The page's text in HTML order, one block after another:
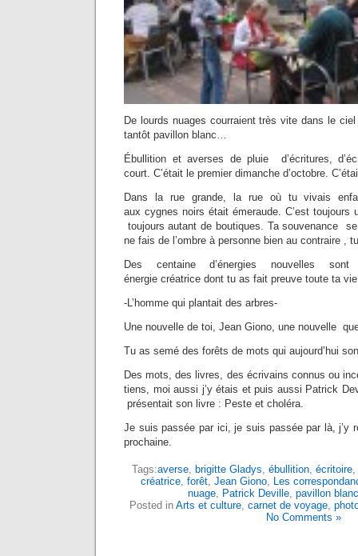
De lourds nuages courraient très vite dans le
tantôt pavillon blanc…
Ébullition et averses de pluie d’écritures,
court. C’était le premier dimanche d’octobre.
Dans la rue grande, la rue où tu vivais
aux cygnes noirs était émeraude. C’est
toujours autant de boutiques. Ta souvenance
ne fais de l’ombre à personne bien au contraire ,
Des centaine d’énergies nouvelles
énergie créatrice dont tu as fait preuve toute ta
-L’homme qui plantait des arbres-
Une nouvelle de toi, Jean Giono, une nouvelle
Tu as semé des forêts de mots qui aujourd’hui
Des mots, des livres, des écrivains connus ou
tiens, moi aussi j’y étais et puis aussi Patrick
présentait son livre : Peste et choléra.
Je suis passée par ici, je suis passée par là, j’y
prochaine.
Tags:averse brigitte Gladys ébullition écritoire
créatrice forêt Jean Giono Les
nuage, Patrick Deville, pavillon blanc
Posted in Arts et culture, carnet de voyage,
No Comments »